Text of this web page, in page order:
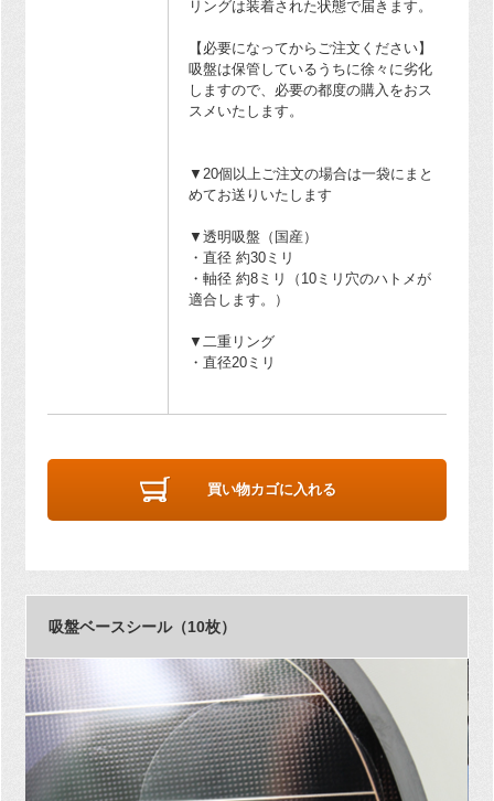
リングは装着された状態で届きます。
【必要になってからご注文ください】
吸盤は保管しているうちに徐々に劣化
しますので、必要の都度の購入をおス
スメいたします。
▼20個以上ご注文の場合は一袋にまと
めてお送りいたします
▼透明吸盤（国産）
・直径 約30ミリ
・軸径 約8ミリ（10ミリ穴のハトメが
適合します。）
▼二重リング
・直径20ミリ
買い物カゴに入れる
吸盤ベースシール（10枚）